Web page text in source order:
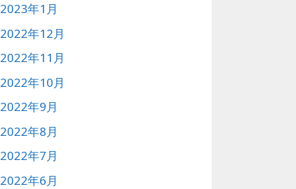
2023年1月
2022年12月
2022年11月
2022年10月
2022年9月
2022年8月
2022年7月
2022年6月